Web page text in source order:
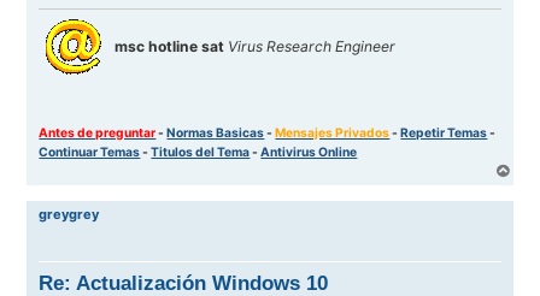
msc hotline sat Virus Research Engineer
Antes de preguntar-Normas Basicas-Mensajes Privados-Repetir Temas-
Continuar Temas-Titulos del Tema-Antivirus Online
r
greygrey
Re: Actualización Windows 10